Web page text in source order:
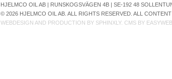
HJELMCO OIL AB | RUNSKOGSVÄGEN 4B | SE-192 48
© 2026 HJELMCO OIL AB. ALL RIGHTS RESERVED. ALL
WEBDESIGN AND PRODUCTION BY SPHINXLY. CMS BY EASYWEB